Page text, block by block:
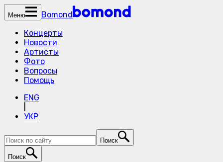
Меню
Bomond
Концерты
Новости
Артисты
Фото
Вопросы
Помощь
ENG
УКР
Поиск
Поиск